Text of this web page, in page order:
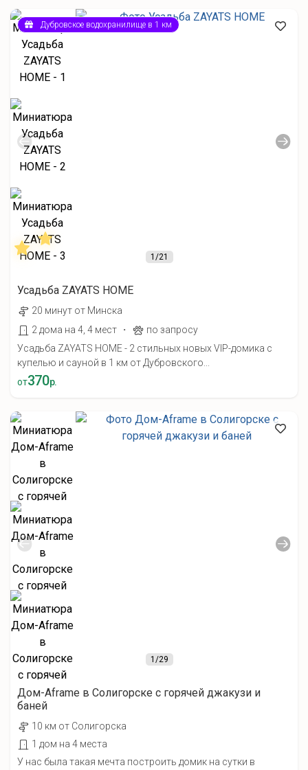
1/21
Дубровское водохранилище в 1 км
Усадьба ZAYATS HOME
20 минут от Минска
2 дома на 4, 4 мест
·
по запросу
Усадьба ZAYATS HOME - 2 стильных новых VIP-домика с
купелью и сауной в 1 км от Дубровского...
от370р.
1/29
Дом-Aframe в Солигорске с горячей джакузи и
баней
10 км от Солигорска
1 дом на 4 места
У нас была такая мечта построить домик на сутки в